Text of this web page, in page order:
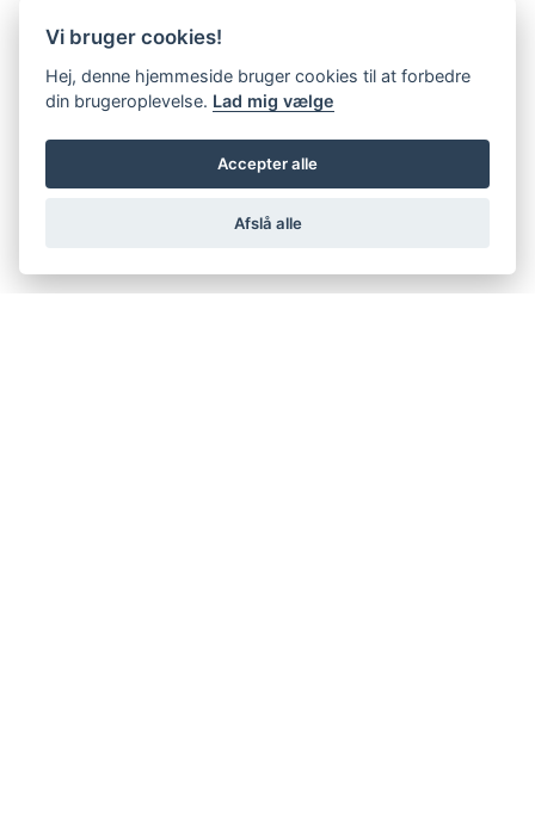
Vi bruger cookies!
Hej, denne hjemmeside bruger cookies til at forbedre
din brugeroplevelse. Lad mig vælge
Accepter alle
Afslå alle